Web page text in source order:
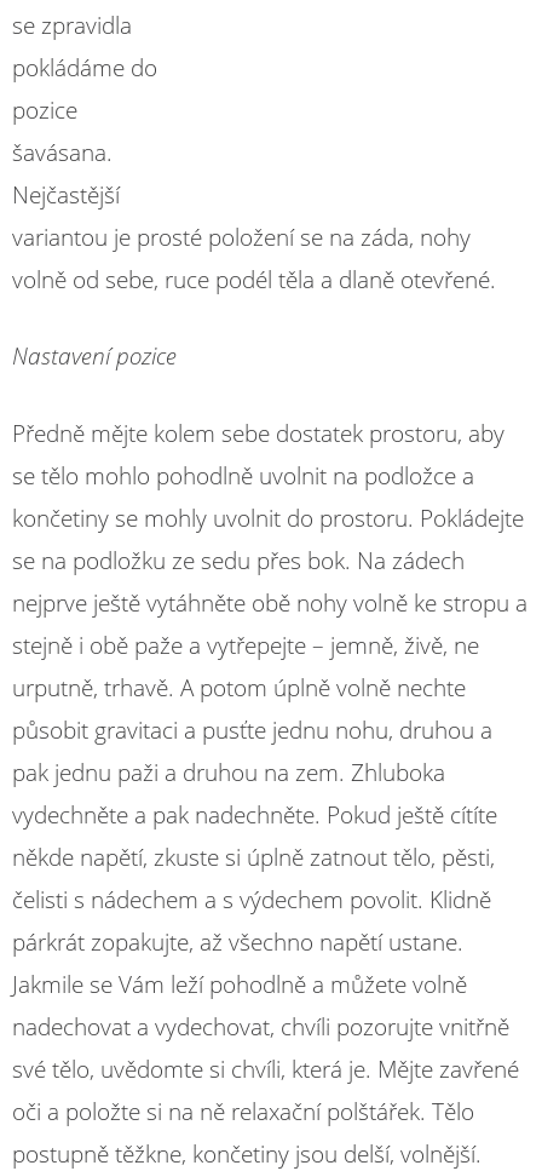
se zpravidla
pokládáme do
pozice
šavásana.
Nejčastější
variantou je prosté položení se na záda, nohy
volně od sebe, ruce podél těla a dlaně otevřené.
Nastavení pozice
Předně mějte kolem sebe dostatek prostoru, aby
se tělo mohlo pohodlně uvolnit na podložce a
končetiny se mohly uvolnit do prostoru. Pokládejte
se na podložku ze sedu přes bok. Na zádech
nejprve ještě vytáhněte obě nohy volně ke stropu a
stejně i obě paže a vytřepejte – jemně, živě, ne
urputně, trhavě. A potom úplně volně nechte
působit gravitaci a pusťte jednu nohu, druhou a
pak jednu paži a druhou na zem. Zhluboka
vydechněte a pak nadechněte. Pokud ještě cítíte
někde napětí, zkuste si úplně zatnout tělo, pěsti,
čelisti s nádechem a s výdechem povolit. Klidně
párkrát zopakujte, až všechno napětí ustane.
Jakmile se Vám leží pohodlně a můžete volně
nadechovat a vydechovat, chvíli pozorujte vnitřně
své tělo, uvědomte si chvíli, která je. Mějte zavřené
oči a položte si na ně relaxační polštářek. Tělo
postupně těžkne, končetiny jsou delší, volnější.